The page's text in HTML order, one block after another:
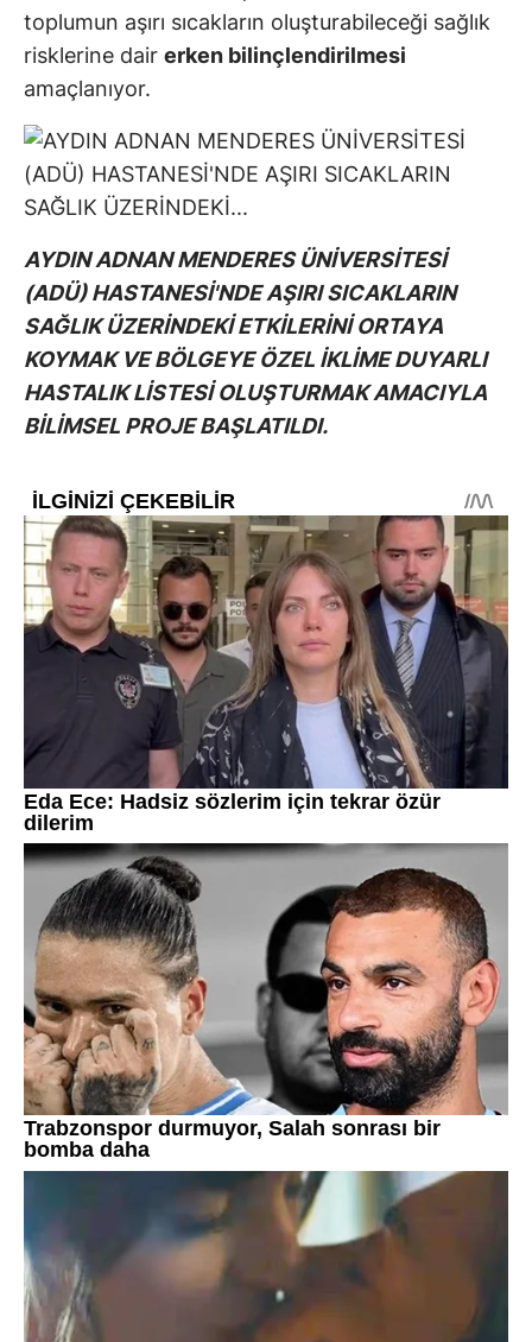
toplumun aşırı sıcakların oluşturabileceği sağlık
risklerine dair erken bilinçlendirilmesi
amaçlanıyor.
AYDIN ADNAN MENDERES ÜNİVERSİTESİ
(ADÜ) HASTANESİ'NDE AŞIRI SICAKLARIN
SAĞLIK ÜZERİNDEKİ ETKİLERİNİ ORTAYA
KOYMAK VE BÖLGEYE ÖZEL İKLİME DUYARLI
HASTALIK LİSTESİ OLUŞTURMAK AMACIYLA
BİLİMSEL PROJE BAŞLATILDI.